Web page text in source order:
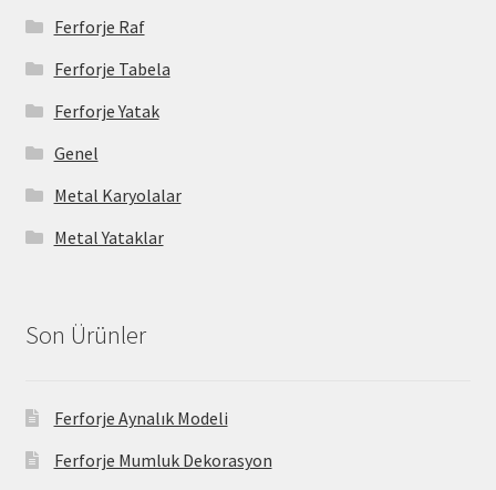
Ferforje Raf
Ferforje Tabela
Ferforje Yatak
Genel
Metal Karyolalar
Metal Yataklar
Son Ürünler
Ferforje Aynalık Modeli
Ferforje Mumluk Dekorasyon